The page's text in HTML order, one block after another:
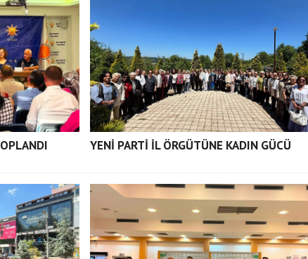
YENİ PARTİ İL ÖRGÜTÜNE KADIN GÜCÜ